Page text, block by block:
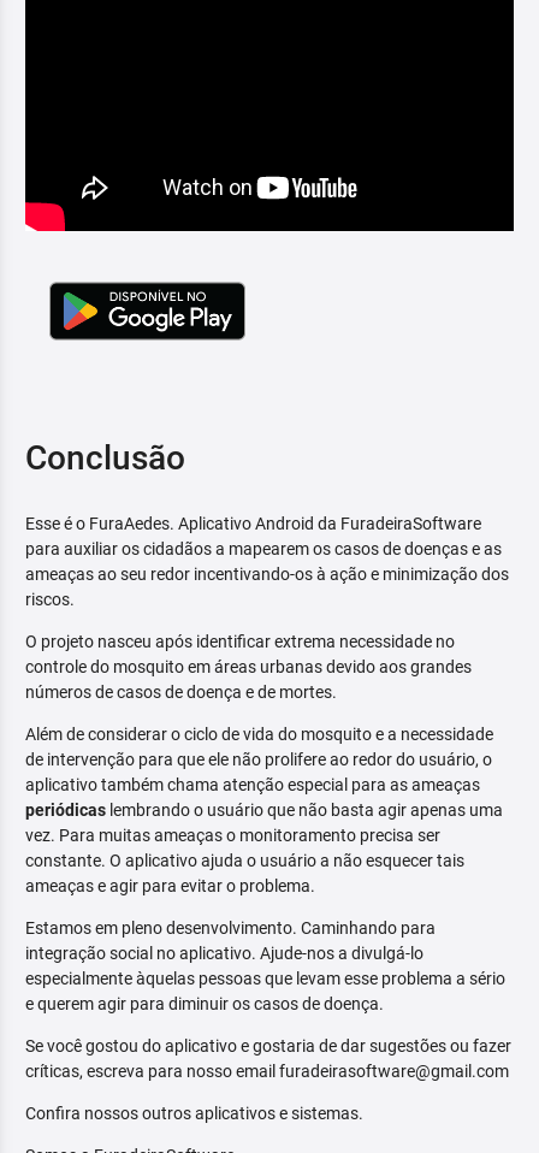
Conclusão
Esse é o FuraAedes. Aplicativo Android da FuradeiraSoftware
para auxiliar os cidadãos a mapearem os casos de doenças e as
ameaças ao seu redor incentivando-os à ação e minimização dos
riscos.
O projeto nasceu após identificar extrema necessidade no
controle do mosquito em áreas urbanas devido aos grandes
números de casos de doença e de mortes.
Além de considerar o ciclo de vida do mosquito e a necessidade
de intervenção para que ele não prolifere ao redor do usuário, o
aplicativo também chama atenção especial para as ameaças
periódicas lembrando o usuário que não basta agir apenas uma
vez. Para muitas ameaças o monitoramento precisa ser
constante. O aplicativo ajuda o usuário a não esquecer tais
ameaças e agir para evitar o problema.
Estamos em pleno desenvolvimento. Caminhando para
integração social no aplicativo. Ajude-nos a divulgá-lo
especialmente àquelas pessoas que levam esse problema a sério
e querem agir para diminuir os casos de doença.
Se você gostou do aplicativo e gostaria de dar sugestões ou fazer
críticas, escreva para nosso email furadeirasoftware@gmail.com
Confira nossos outros aplicativos e sistemas.